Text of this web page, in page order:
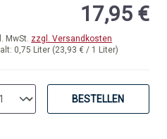
0,75 Liter (23,93 € / 1 Liter)
MwSt. zzgl. Versandkosten
17,95 €
BESTELLEN